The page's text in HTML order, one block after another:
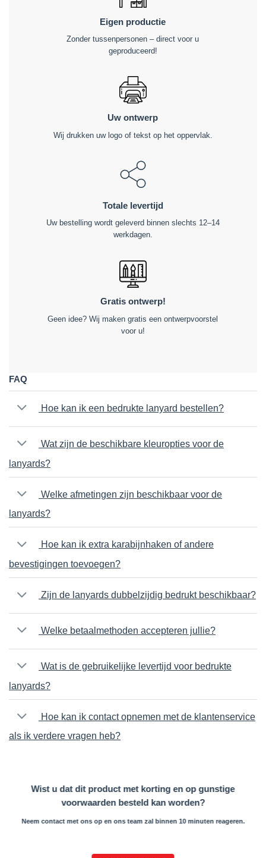
Eigen productie
Zonder tussenpersonen – direct voor u
geproduceerd!
Uw ontwerp
Wij drukken uw logo of tekst op het oppervlak.
Totale levertijd
Uw bestelling wordt geleverd binnen slechts 12–14
werkdagen.
Gratis ontwerp!
Geen idee? Wij maken gratis een ontwerpvoorstel
voor u!
FAQ
Hoe kan ik een bedrukte lanyard bestellen?
Wat zijn de beschikbare kleuropties voor de
lanyards?
Welke afmetingen zijn beschikbaar voor de
lanyards?
Hoe kan ik extra karabijnhaken of andere
bevestigingen toevoegen?
Zijn de lanyards dubbelzijdig bedrukt beschikbaar?
Welke betaalmethoden accepteren jullie?
Wat is de gebruikelijke levertijd voor bedrukte
lanyards?
Hoe kan ik contact opnemen met de klantenservice
als ik verdere vragen heb?
Wist u dat dit product met korting en op gunstige
voorwaarden besteld kan worden?
Neem contact met ons op en ons team zal binnen 10 minuten reageren.